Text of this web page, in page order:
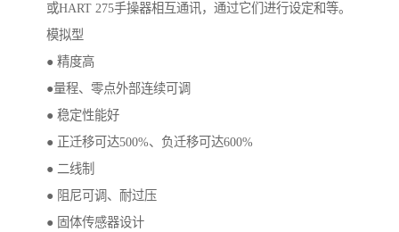
或HART 275手操器相互通讯，通过它们进行设定和等。
模拟型
● 精度高
●量程、零点外部连续可调
● 稳定性能好
● 正迁移可达500%、负迁移可达600%
● 二线制
● 阻尼可调、耐过压
● 固体传感器设计